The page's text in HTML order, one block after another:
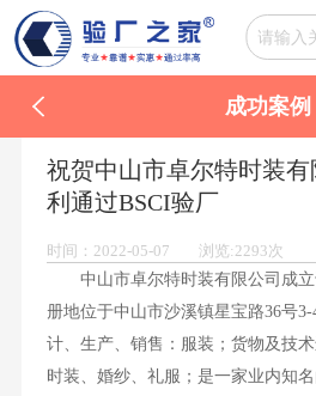
成功案例
祝贺中山市卓尔特时装有
利通过BSCI验厂
时间：2022-05-07 浏览:2293次
中山市卓尔特时装有限公司成立
册地位于中山市沙溪镇星宝路36号
计、生产、销售：服装；货物及技
时装、婚纱、礼服；是一家业内知名